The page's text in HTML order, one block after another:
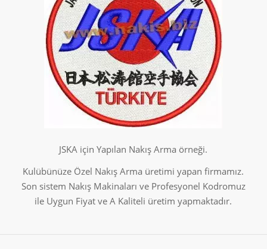
JSKA için Yapılan Nakış Arma örneği.
Kulübünüze Özel Nakış Arma üretimi yapan firmamız.
Son sistem Nakış Makinaları ve Profesyonel Kodromuz
ile Uygun Fiyat ve A Kaliteli üretim yapmaktadır.